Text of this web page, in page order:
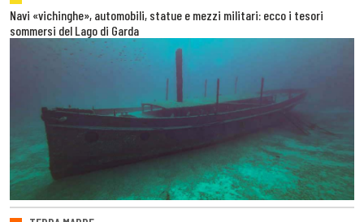
Navi «vichinghe», automobili, statue e mezzi militari: ecco i tesori
sommersi del Lago di Garda